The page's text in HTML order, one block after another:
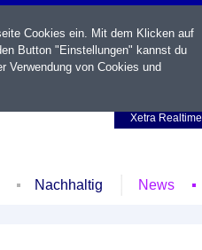
Xetra Realtime
Nachhaltig News
Cookies ein. Mit dem Klicken auf
Button "Einstellungen" kannst du
Verwendung von Cookies und